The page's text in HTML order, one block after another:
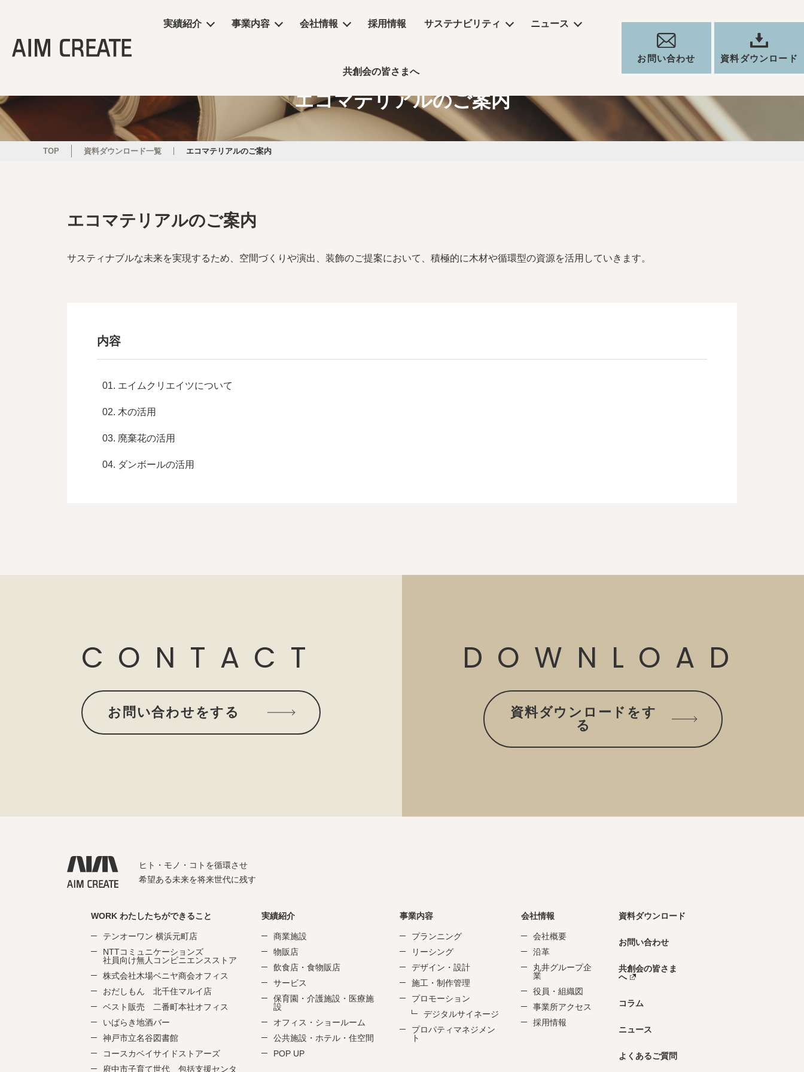
実績紹介
商業施設 物販店 飲食店・食物販店
サービス
オフィス・ショールーム
事業内容
プランニング リーシング デザイン・設計
施工・制作管理
会社情報
会社概要 丸井グループ企業
役員・組織図
採用情報 サステナビリティ
エイムクリエイツのサステナビリティ
ワクテナブルとは コンセプトムービー
提案資料
ニュース
ニュース コラム
共創会の皆さまへ
お問い合わせ 資料ダウンロード
エコマテリアルのご案内
TOP 資料ダウンロード一覧 エコマテリアルのご案内
エコマテリアルのご案内
サスティナブルな未来を実現するため、空間づくりや演出、装飾のご提案において、積極的に木材や循環型の資源を活用していきます。
内容
エイムクリエイツについて
木の活用
廃棄花の活用
ダンボールの活用
CONTACT
お問い合わせをする
DOWNLOAD
資料ダウンロードをす
る
ヒト・モノ・コトを循環させ
希望ある未来を将来世代に残す
WORK わたしたちができること
テンオーワン 横浜元町店
NTTコミュニケーションズ
社員向け無人コンビニエンスストア
株式会社木場ベニヤ商会オフィス
おだしもん 北千住マルイ店
ベスト販売 二番町本社オフィス
いばらき地酒バー
神戸市立名谷図書館
コースカベイサイドストアーズ
府中市子育て世代 包括支援センタ
実績紹介
商業施設
物販店
飲食店・食物販店
サービス
保育園・介護施設・医療施
設
オフィス・ショールーム
公共施設・ホテル・住空間
POP UP
事業内容
プランニング
リーシング
デザイン・設計
施工・制作管理
プロモーション
デジタルサイネージ
プロパティマネジメン
ト
会社情報
会社概要
沿革
丸井グループ企
業
役員・組織図
事業所アクセス
採用情報
資料ダウンロード
お問い合わせ
共創会の皆さま
へ
コラム
ニュース
よくあるご質問